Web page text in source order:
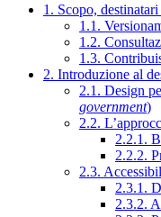
1. Scopo,
1.1.
1.2.
1.3.
2. Introduzione al
2.1. Design
government)
2.2.
2.2.1.
2.2.2.
2.3.
2.3.1.
2.3.2.